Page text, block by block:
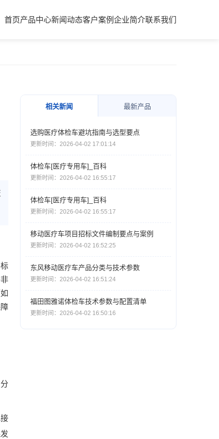
首页产品中心新闻动态客户案例 企业简介联系我们
相关新闻 最新产品
选购医疗体检车避坑指南与选型要点
更新时间：2026-04-02 17:01:14
体检车[医疗专用车]_百科
更新时间：2026-04-02 16:55:17
体检车[医疗专用车]_百科
更新时间：2026-04-02 16:55:17
移动医疗车项目招标文件编制要点与案例
更新时间：2026-04-02 16:52:25
东风移动医疗车产品分类与技术参数
更新时间：2026-04-02 16:51:24
福田图雅诺体检车技术参数与配置清单
更新时间：2026-04-02 16:50:16